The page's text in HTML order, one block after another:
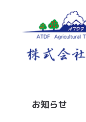
お知らせ